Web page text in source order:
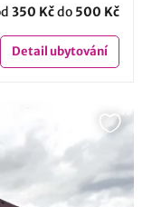
350 Kčdo 500 Kč
Detailubytování